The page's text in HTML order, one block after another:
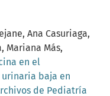
Ana Casuriaga,
Mariana Más,
en el
baja en
de Pediatría